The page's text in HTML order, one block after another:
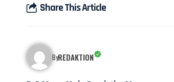
Share This Article
ByREDAKTION